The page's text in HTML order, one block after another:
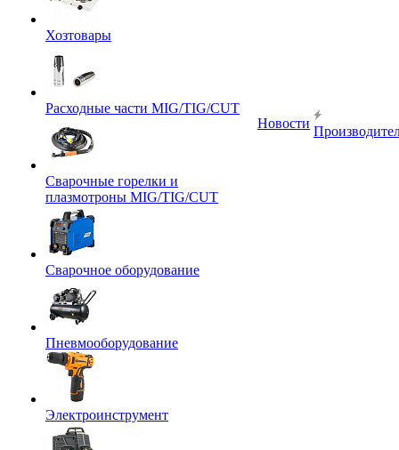
Хозтовары
Расходные части MIG/TIG/CUT
Сварочные горелки и
плазмотроны MIG/TIG/CUT
Сварочное оборудование
Пневмооборудование
Электроинструмент
Новости